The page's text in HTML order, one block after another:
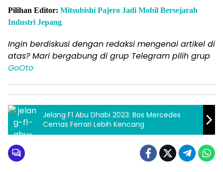
Pilihan Editor: Mitsubishi Pajero Jadi Mobil Bersejarah
Industri Jepang
Ingin berdiskusi dengan redaksi mengenai artikel di
atas? Mari bergabung di grup Telegram pilih grup
GoOto
Jelang F1 Abu Dhabi 2023: Bos Mercedes
Cemas Ferrari Lebih Kencang